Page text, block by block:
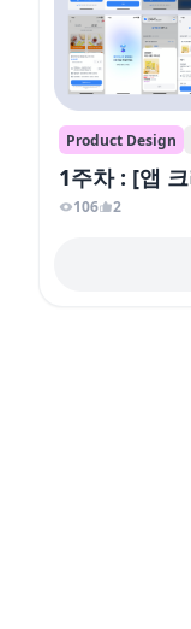
Product Design
1주차 : [앱
106 2